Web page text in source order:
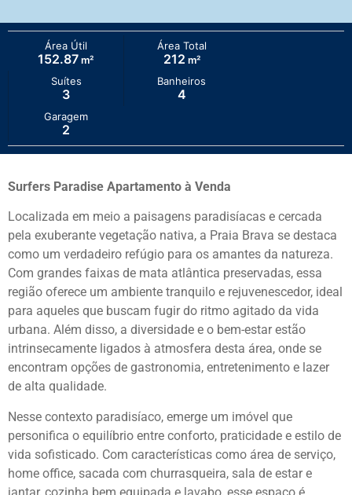
Área Útil
152.87 m²
Área Total
212 m²
Suítes
3
Banheiros
4
Garagem
2
Surfers Paradise Apartamento à Venda
Localizada em meio a paisagens paradisíacas e cercada
pela exuberante vegetação nativa, a Praia Brava se destaca
como um verdadeiro refúgio para os amantes da natureza.
Com grandes faixas de mata atlântica preservadas, essa
região oferece um ambiente tranquilo e rejuvenescedor, ideal
para aqueles que buscam fugir do ritmo agitado da vida
urbana. Além disso, a diversidade e o bem-estar estão
intrinsecamente ligados à atmosfera desta área, onde se
encontram opções de gastronomia, entretenimento e lazer
de alta qualidade.
Nesse contexto paradisíaco, emerge um imóvel que
personifica o equilíbrio entre conforto, praticidade e estilo de
vida sofisticado. Com características como área de serviço,
home office, sacada com churrasqueira, sala de estar e